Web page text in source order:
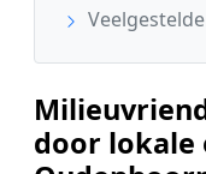
door lokale